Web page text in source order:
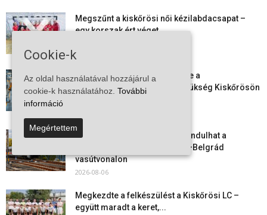
Megszűnt a kiskőrösi női kézilabdacsapat –
egy korszak ért véget
Aktuális állásajánlatok: ezekre a
munkavállalókra van most szükség Kiskőrösön
Vitézy Dávid: már ősszel újraindulhat a
személyszállítás a Budapest–Belgrád
vasútvonalon
2026-08-06
Megkezdte a felkészülést a Kiskőrösi LC –
együtt maradt a keret,...
Cookie-k
Az oldal használatával hozzájárul a
cookie-k használatához. További
információ
Megértettem